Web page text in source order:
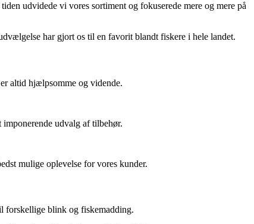
udvidede vi vores sortiment og fokuserede mere og mere på
har gjort os til en favorit blandt fiskere i hele landet.
altid hjælpsomme og vidende.
udvalg af tilbehør.
mulige oplevelse for vores kunder.
forskellige blink og fiskemadding.